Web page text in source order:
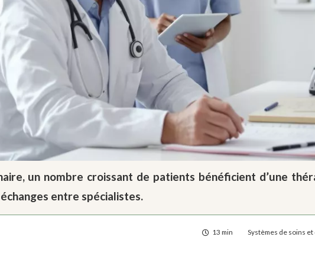
un nombre croissant de patients bénéficient d’une
entre spécialistes.
13 min Systèmes de soins